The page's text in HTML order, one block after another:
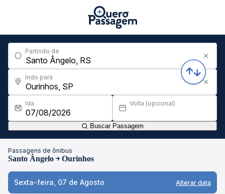
Partindo de
Indo para
Ida Volta (opcional)
Buscar Passagem
Passagens de ônibus
Santo Ângelo Ourinhos
Sexta-feira, 07 de Agosto Alterar data